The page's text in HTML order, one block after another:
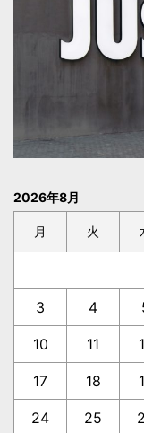
2026年8月
月 火
3 4
10 11
17 18
24 25